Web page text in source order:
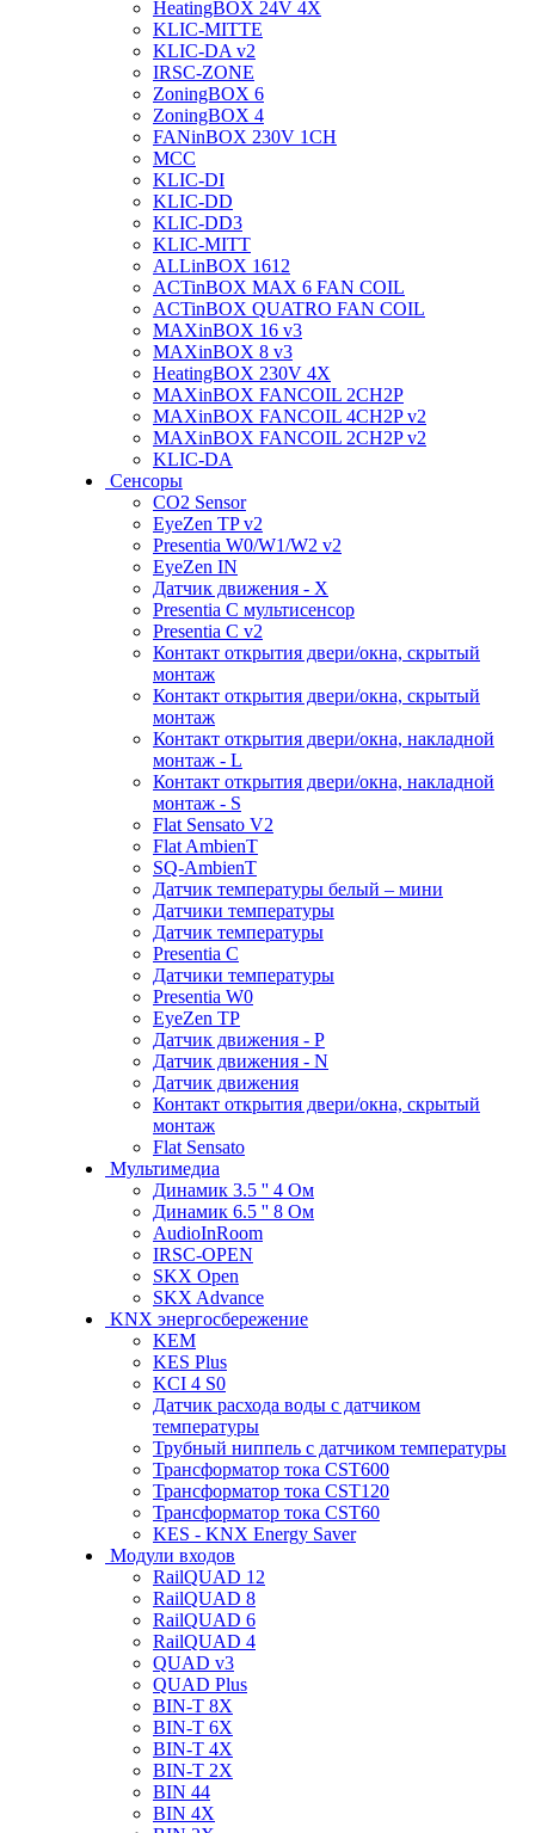
HeatingBOX 24V 4X
KLIC-MITTE
KLIC-DA v2
IRSC-ZONE
ZoningBOX 6
ZoningBOX 4
FANinBOX 230V 1CH
MCC
KLIC-DI
KLIC-DD
KLIC-DD3
KLIC-MITT
ALLinBOX 1612
ACTinBOX MAX 6 FAN COIL
ACTinBOX QUATRO FAN COIL
MAXinBOX 16 v3
MAXinBOX 8 v3
HeatingBOX 230V 4X
MAXinBOX FANCOIL 2CH2P
MAXinBOX FANCOIL 4CH2P v2
MAXinBOX FANCOIL 2CH2P v2
KLIC-DA
Сенсоры
CO2 Sensor
EyeZen TP v2
Presentia W0/W1/W2 v2
EyeZen IN
Датчик движения - X
Presentia C мультисенсор
Presentia C v2
Контакт открытия двери/окна, скрытый
монтаж
Контакт открытия двери/окна, скрытый
монтаж
Контакт открытия двери/окна, накладной
монтаж - L
Контакт открытия двери/окна, накладной
монтаж - S
Flat Sensato V2
Flat AmbienT
SQ-AmbienT
Датчик температуры белый – мини
Датчики температуры
Датчик температуры
Presentia C
Датчики температуры
Presentia W0
EyeZen TP
Датчик движения - P
Датчик движения - N
Датчик движения
Контакт открытия двери/окна, скрытый
монтаж
Flat Sensato
Мультимедиа
Динамик 3.5 '' 4 Ом
Динамик 6.5 '' 8 Ом
AudioInRoom
IRSC-OPEN
SKX Open
SKX Advance
KNX энергосбережение
KEM
KES Plus
KCI 4 S0
Датчик расхода воды с датчиком
температуры
Трубный ниппель с датчиком температуры
Трансформатор тока CST600
Трансформатор тока CST120
Трансформатор тока CST60
KES - KNX Energy Saver
Модули входов
RailQUAD 12
RailQUAD 8
RailQUAD 6
RailQUAD 4
QUAD v3
QUAD Plus
BIN-T 8X
BIN-T 6X
BIN-T 4X
BIN-T 2X
BIN 44
BIN 4X